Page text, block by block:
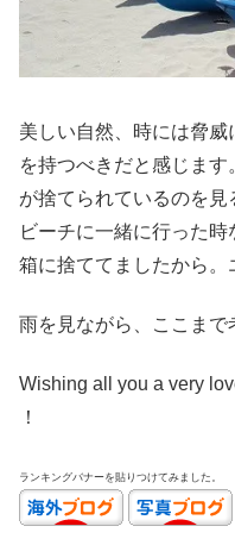
美しい自然、時には脅
を持つべきだと感じます
が捨てられているのを見
ビーチに一緒に行った
箱に捨ててましたから。
雨を見ながら、ここまで
Wishing all you a very
！
ランキングバナーを貼りつけてみました。